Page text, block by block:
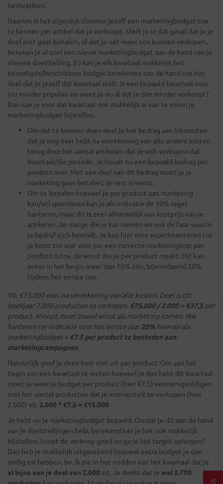
herbekijken.
Daarom is het eigenlijk slimmer jezelf een marketingbudget toe
te kennen per artikel dat je verkoopt. Merk je in dat geval dat je je
doel niet gaat behalen, of dat je net meer zou kunnen verkopen,
bereken je al snel een nieuw marketingbudget aan de hand van je
nieuwe doelstelling. Zo kan je elk kwartaal makkelijk het
benodigde/beschikbare budget berekenen aan de hand van het
doel dat je jezelf dat kwartaal stelt. Is een bepaald kwartaal voor
jou minder populair en weet je nu al dat je dan minder verkoopt?
Dan kan je voor dat kwartaal ook makkelijk al van te voren je
marketingbudget bijstellen.
Om dat te kunnen doen deel je het bedrag aan inkomsten
dat je nog over hebt na verrekening van alle andere kosten
terug door het aantal artikelen dat je wilt verkopen dat
kwartaal/die periode. Je houdt nu een bepaald bedrag per
product over. Met een deel van dit bedrag moet je je
marketing gaan betalen; de rest is winst.
Om te bepalen hoeveel je per product aan marketing
kan/wil spenderen kan je als indicatie de 10% regel
hanteren, maar dit is zeer afhankelijk van kostprijs van je
artikelen, de marge die je kan nemen en ook de fase waarin
je bedrijf zich bevindt. Je kan hier mee experimenteren tot
je komt tot wat voor jou een correcte marketingkost per
product is tov. de winst die je per product maakt. Dit kan
zeker in het begin meer dan 10% zijn, bijvoorbeeld 20%
tijdens het eerste jaar.
Vb. €75.000 over na verrekening van alle kosten. Doel is dit
boekjaar 2.000 producten te verkopen. €75.000 / 2.000 = €37,5per
product. Hieruit moet zowel winst als marketing komen. We
hanteren ter indicatie voor het eerste jaar20% hiervan als
marketingbudget = €7.5 per product te besteden aan
marketingcampagnes
Natuurlijk geef je deze kost niet uit per product. Om aan het
begin van een kwartaal te weten hoeveel je dan hebt dit kwartaal
moet je weer je budget per product (hier €7,5) vermenigvuldigen
met het aantal producten dat je vooropstelt te verkopen (hier
2.000) vb. 2.000 * €7,5 = €15.000
Je hebt nu je marketingbudget bepaald. Omdat je dit aan de hand
van je doelstellingen hebt berekend kan je het ook makkelijk
bijstellen. Loopt de verkoop goed en ga je het target ophogen?
Dan heb je makkelijk uitgerekend hoeveel extra budget je dan
nodig zal hebben. bv. Ik zie in het midden van het kwartaal dat je
al bijna aan je doel van 2.000 zit. Je denkt dat je wel 2.700